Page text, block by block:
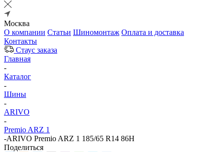
Москва
О компании Статьи Шиномонтаж Оплата и доставка
Контакты
Стаус заказа
Главная
-
Каталог
-
Шины
-
ARIVO
-
Premio ARZ 1
-ARIVO Premio ARZ 1 185/65 R14 86H
Поделиться